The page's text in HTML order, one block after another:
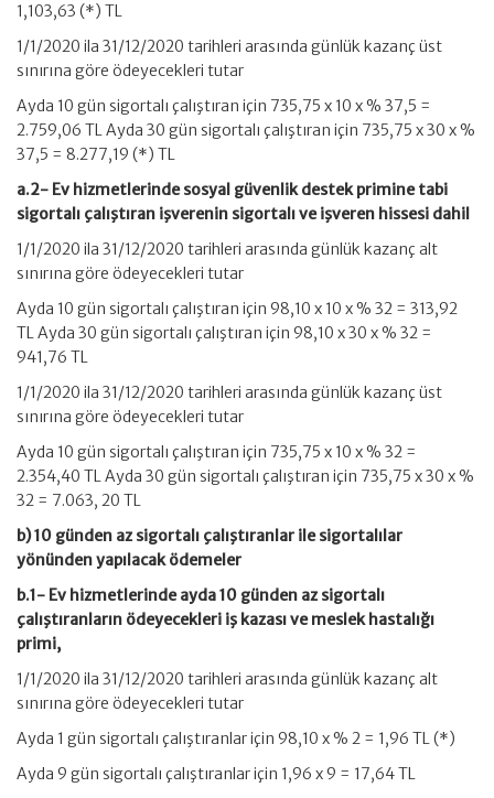
1,103,63 (*) TL
1/1/2020 ila 31/12/2020 tarihleri arasında günlük kazanç üst
sınırına göre ödeyecekleri tutar
Ayda 10 gün sigortalı çalıştıran için 735,75 x 10 x % 37,5 =
2.759,06 TL Ayda 30 gün sigortalı çalıştıran için 735,75 x 30 x %
37,5 = 8.277,19 (*) TL
a.2- Ev hizmetlerinde sosyal güvenlik destek primine tabi
sigortalı çalıştıran işverenin sigortalı ve işveren hissesi dahil
1/1/2020 ila 31/12/2020 tarihleri arasında günlük kazanç alt
sınırına göre ödeyecekleri tutar
Ayda 10 gün sigortalı çalıştıran için 98,10 x 10 x % 32 = 313,92
TL Ayda 30 gün sigortalı çalıştıran için 98,10 x 30 x % 32 =
941,76 TL
1/1/2020 ila 31/12/2020 tarihleri arasında günlük kazanç üst
sınırına göre ödeyecekleri tutar
Ayda 10 gün sigortalı çalıştıran için 735,75 x 10 x % 32 =
2.354,40 TL Ayda 30 gün sigortalı çalıştıran için 735,75 x 30 x %
32 = 7.063, 20 TL
b) 10 günden az sigortalı çalıştıranlar ile sigortalılar
yönünden yapılacak ödemeler
b.1- Ev hizmetlerinde ayda 10 günden az sigortalı
çalıştıranların ödeyecekleri iş kazası ve meslek hastalığı
primi,
1/1/2020 ila 31/12/2020 tarihleri arasında günlük kazanç alt
sınırına göre ödeyecekleri tutar
Ayda 1 gün sigortalı çalıştıranlar için 98,10 x % 2 = 1,96 TL (*)
Ayda 9 gün sigortalı çalıştıranlar için 1,96 x 9 = 17,64 TL